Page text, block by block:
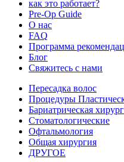
как это работает?
Pre-Op Guide
О нас
FAQ
Программа
Блог
Свяжитесь с нами
Пересадка волос
Процедуры
Бариатрическая
Стоматологические
Офтальмология
Общая хирургия
ДРУГОЕ